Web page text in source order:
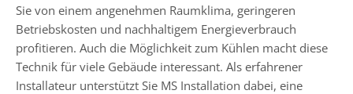
Sie von einem angenehmen Raumklima, geringeren
Betriebskosten und nachhaltigem Energieverbrauch
profitieren. Auch die Möglichkeit zum Kühlen macht diese
Technik für viele Gebäude interessant. Als erfahrener
Installateur unterstützt Sie MS Installation dabei, eine